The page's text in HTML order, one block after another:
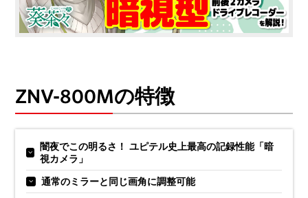
ZNV-800Mの特徴
闇夜でこの明るさ！ ユピテル史上最高の記録性能「暗
視カメラ」
通常のミラーと同じ画角に調整可能